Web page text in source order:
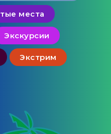
места
Экскурсии
Экстрим